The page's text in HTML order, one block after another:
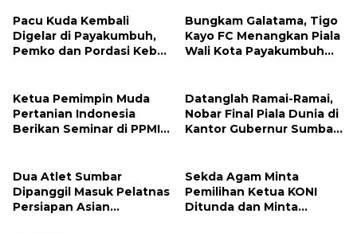
Pacu Kuda Kembali
Persiapan!
Bungkam Galatama, Tigo
Cup 2026
Ketua Pemimpin Muda
Tandikek
Datanglah Ramai-Ramai,
Berhadiah Motor
Dua Atlet Sumbar
Sekda Agam Minta